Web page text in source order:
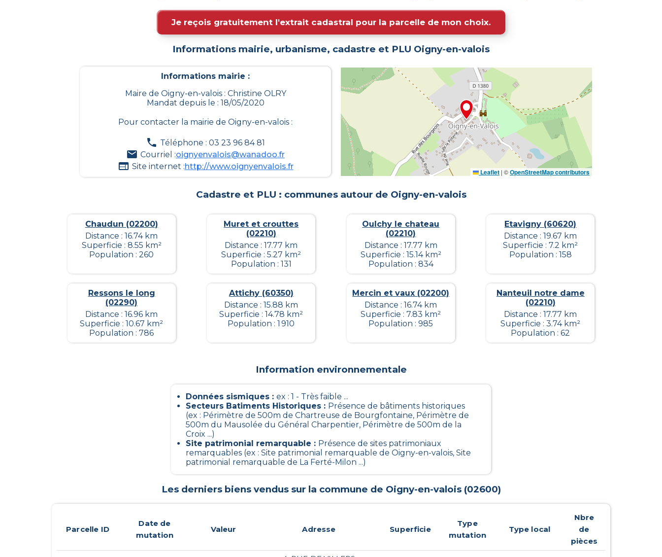
Je reçois gratuitement l'extrait cadastral pour la parcelle de mon choix.
Informations mairie, urbanisme, cadastre et PLU Oigny-en-valois
Informations mairie :
Maire de Oigny-en-valois : Christine OLRY
Mandat depuis le : 18/05/2020
Pour contacter la mairie de Oigny-en-valois :
Téléphone : 03 23 96 84 81
Courriel :oignyenvalois@wanadoo.fr
Site internet :http://www.oignyenvalois.fr
Leaflet | ©OpenStreetMap contributors
Cadastre et PLU : communes autour de Oigny-en-valois
Chaudun (02200)
Distance : 16.74 km
Superficie : 8.55 km²
Population : 260
Muret et crouttes
(02210)
Distance : 17.77 km
Superficie : 5.27 km²
Population : 131
Oulchy le chateau
(02210)
Distance : 17.77 km
Superficie : 15.14 km²
Population : 834
Etavigny (60620)
Distance : 19.67 km
Superficie : 7.2 km²
Population : 158
Ressons le long
(02290)
Distance : 16.96 km
Superficie : 10.67 km²
Population : 786
Attichy (60350)
Distance : 15.88 km
Superficie : 14.78 km²
Population : 1 910
Mercin et vaux (02200)
Distance : 16.74 km
Superficie : 7.83 km²
Population : 985
Nanteuil notre dame
(02210)
Distance : 17.77 km
Superficie : 3.74 km²
Population : 62
Information environnementale
Données sismiques : ex : 1 - Très faible ...
Secteurs Batiments Historiques : Présence de bâtiments historiques
(ex : Périmètre de 500m de Chartreuse de Bourgfontaine, Périmètre de
500m du Mausolée du Général Charpentier, Périmètre de 500m de la
Croix ...)
Site patrimonial remarquable : Présence de sites patrimoniaux
remarquables (ex : Site patrimonial remarquable de Oigny-en-valois, Site
patrimonial remarquable de La Ferté-Milon ...)
Les derniers biens vendus sur la commune de Oigny-en-valois(02600)
Parcelle ID
Date de
mutation
Valeur Adresse Superficie
Type
mutation
Type local
Nbre
de
pièces